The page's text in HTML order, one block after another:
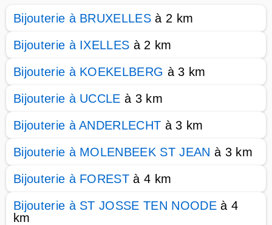
Bijouterie à BRUXELLES à 2 km
Bijouterie à IXELLES à 2 km
Bijouterie à KOEKELBERG à 3 km
Bijouterie à UCCLE à 3 km
Bijouterie à ANDERLECHT à 3 km
Bijouterie à MOLENBEEK ST JEAN à 3 km
Bijouterie à FOREST à 4 km
Bijouterie à ST JOSSE TEN NOODEà 4
km